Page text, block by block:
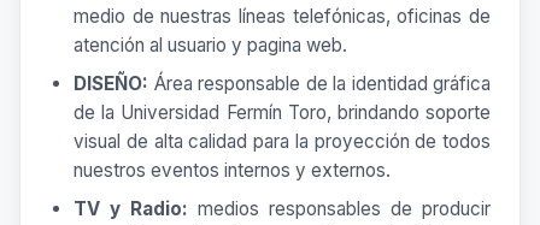
medio de nuestras líneas telefónicas, oficinas de
atención al usuario y pagina web.
DISEÑO: Área responsable de la identidad gráfica
de la Universidad Fermín Toro, brindando soporte
visual de alta calidad para la proyección de todos
nuestros eventos internos y externos.
TV y Radio: medios responsables de producir